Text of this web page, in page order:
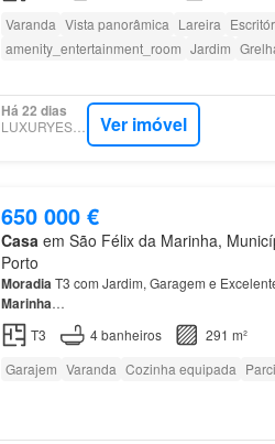
Varanda Vista panorâmica Lareira
amenity_entertainment_room Jardim
Há 22 dias
LUXURYESTATE Ver imóvel
650 000 €
Casa em São Félix da Marinha,
Porto
MoradiaT3 com Jardim, Garagem e
Marinha…
T3
4banheiros
291 m²
Garajem Varanda Cozinha equipada